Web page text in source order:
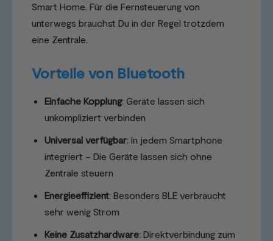
Smart Home. Für die Fernsteuerung von
unterwegs brauchst Du in der Regel trotzdem
eine Zentrale.
Vorteile von Bluetooth
Einfache Kopplung: Geräte lassen sich
unkompliziert verbinden
Universal verfügbar: In jedem Smartphone
integriert – Die Geräte lassen sich ohne
Zentrale steuern
Energieeffizient: Besonders BLE verbraucht
sehr wenig Strom
Keine Zusatzhardware: Direktverbindung zum